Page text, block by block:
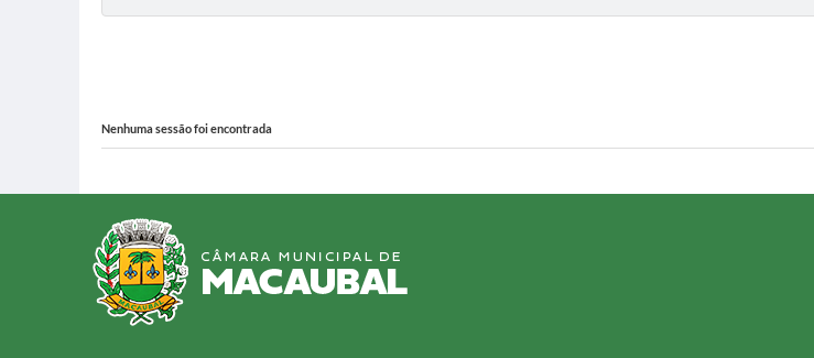
Nenhuma sessão foi encontrada